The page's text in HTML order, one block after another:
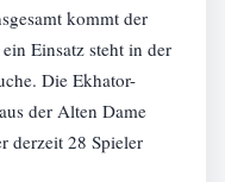
kommt der
Einsatz steht in der
Die Ekhator-
der Alten Dame
derzeit 28 Spieler